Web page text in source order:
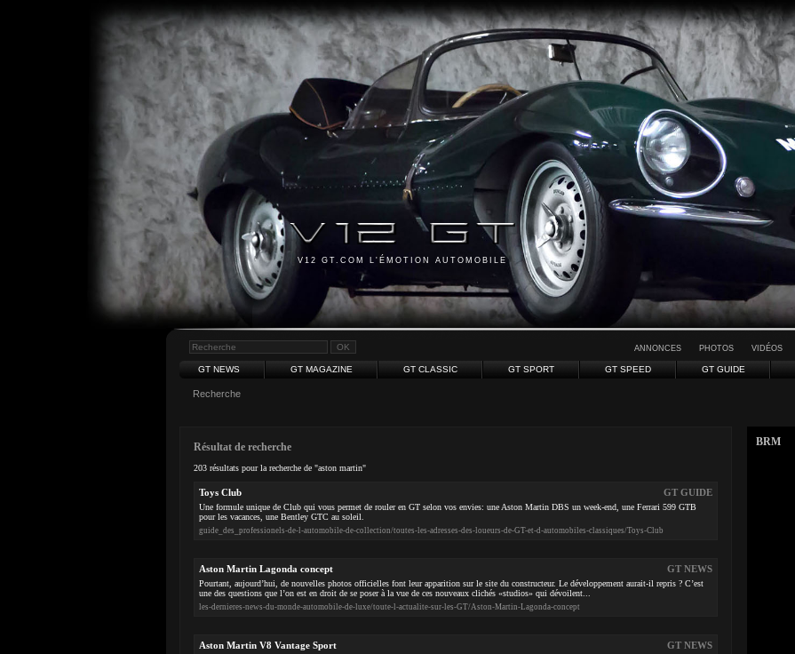
V12 GT.COM L'ÉMOTION AUTOMOBILE
ANNONCES PHOTOS VIDÉOS
GT NEWS GT MAGAZINE GT CLASSIC GT SPORT GT SPEED GT GUIDE
Recherche
Résultat de recherche
203 résultats pour la recherche de "aston martin"
GT GUIDE
Toys Club
Une formule unique de Club qui vous permet de rouler en GT selon vos envies: une Aston Martin DBS un week-end, une Ferrari 599 GTB
pour les vacances, une Bentley GTC au soleil.
guide_des_professionels-de-l-automobile-de-collection/toutes-les-adresses-des-loueurs-de-GT-et-d-automobiles-classiques/Toys-Club
GT NEWS
Aston Martin Lagonda concept
Pourtant, aujourd’hui, de nouvelles photos officielles font leur apparition sur le site du constructeur. Le développement aurait-il repris ? C’est
une des questions que l’on est en droit de se poser à la vue de ces nouveaux clichés «studios» qui dévoilent...
les-dernieres-news-du-monde-automobile-de-luxe/toute-l-actualite-sur-les-GT/Aston-Martin-Lagonda-concept
GT NEWS
Aston Martin V8 Vantage Sport
BRM